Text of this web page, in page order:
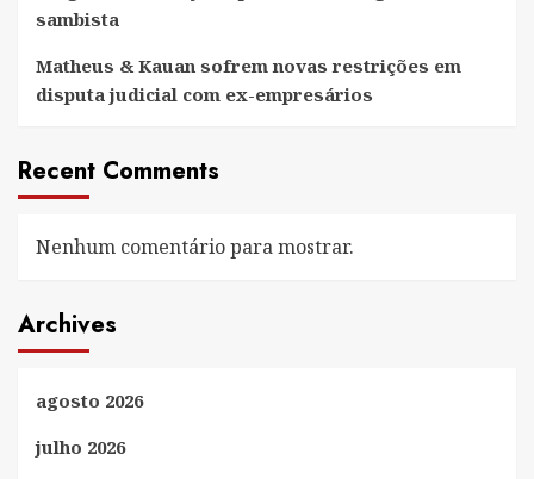
sambista
Matheus & Kauan sofrem novas restrições em
disputa judicial com ex-empresários
Recent Comments
Nenhum comentário para mostrar.
Archives
agosto 2026
julho 2026